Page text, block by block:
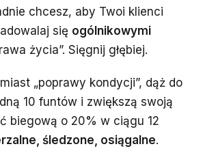
chcesz, aby Twoi klienci
się ogólnikowymi
życia”. Sięgnij głębiej.
„poprawy kondycji”, dąż do
10 funtów i zwiększą swoją
biegową o 20% w ciągu 12
śledzone, osiągalne.